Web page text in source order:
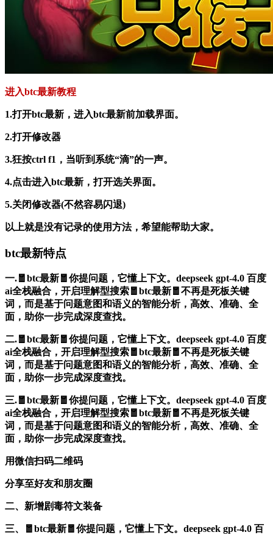
进入btc最新教程
1.打开btc最新，进入btc最新前加载界面。
2.打开修改器
3.狂按ctrl f1，当听到系统“滴”的一声。
4.点击进入btc最新，打开选关界面。
5.关闭修改器(不然容易闪退)
以上就是没有记录的使用方法，希望能帮助大家。
btc最新特点
一.🧧btc最新🧧你提问题，它懂上下文。deepseek gpt-4.0 百度
ai全栈融合，开启理解型搜索🧧btc最新🧧不再是死板关键
词，而是基于问题意图和语义的智能分析，高效、准确、全
面，助你一步完成深度查找。
二.🧧btc最新🧧你提问题，它懂上下文。deepseek gpt-4.0 百度
ai全栈融合，开启理解型搜索🧧btc最新🧧不再是死板关键
词，而是基于问题意图和语义的智能分析，高效、准确、全
面，助你一步完成深度查找。
三.🧧btc最新🧧你提问题，它懂上下文。deepseek gpt-4.0 百度
ai全栈融合，开启理解型搜索🧧btc最新🧧不再是死板关键
词，而是基于问题意图和语义的智能分析，高效、准确、全
面，助你一步完成深度查找。
用微信扫码二维码
分享至好友和朋友圈
二、新增剧毒符文装备
三、🧧btc最新🧧你提问题，它懂上下文。deepseek gpt-4.0 百